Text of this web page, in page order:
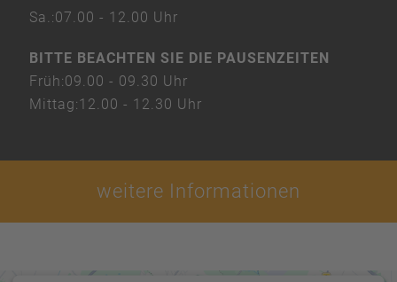
Sa.:07.00 - 12.00 Uhr
BITTE BEACHTEN SIE DIE PAUSENZEITEN
Früh:09.00 - 09.30 Uhr
Mittag:12.00 - 12.30 Uhr
weitere Informationen